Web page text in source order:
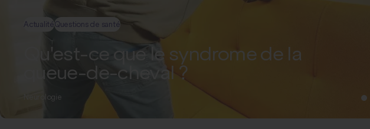
Qu'est-ce que le syndrome de la
queue-de-cheval ?
ActualitéQuestions de santé
Neurologie